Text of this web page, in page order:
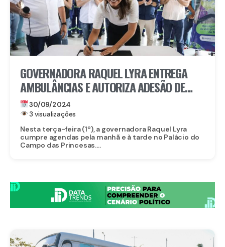
GOVERNADORA RAQUEL LYRA ENTREGA
AMBULÂNCIAS E AUTORIZA ADESÃO DE
PERNAMBUCO AO NOVO PLANO VIVER SEM
LIMITE AO LADO DA MINISTRA MACAÉ
EVARISTO
30/09/2024
3 visualizações
Nesta terça-feira (1º), a governadora Raquel Lyra
cumpre agendas pela manhã e à tarde no Palácio do
Campo das Princesas....